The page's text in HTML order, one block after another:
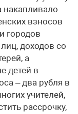
взносов
городов
доходов со
а
детей в
– два рубля в
учителей,
рассрочку,